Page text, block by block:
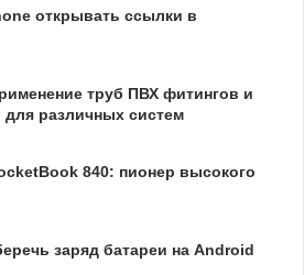
открывать ссылки в
труб ПВХ фитингов и
различных систем
840: пионер высокого
заряд батареи на Android